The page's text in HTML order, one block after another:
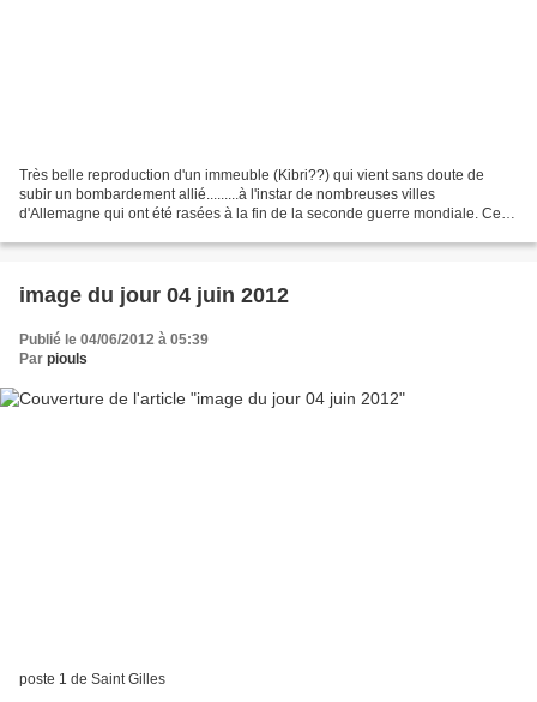
Très belle reproduction d'un immeuble (Kibri??) qui vient sans doute de
subir un bombardement allié.........à l'instar de nombreuses villes
d'Allemagne qui ont été rasées à la fin de la seconde guerre mondiale. Ce
image du jour 04 juin 2012
Publié le 04/06/2012 à 05:39
Par piouls
poste 1 de Saint Gilles